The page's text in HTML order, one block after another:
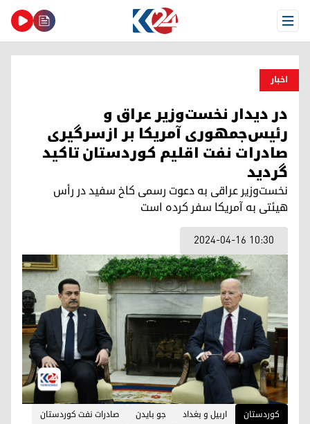
Open Menu
اخبار
در دیدار نخست‌وزیر عراق و
رئیس‌جمهوری آمریکا بر ازسرگیری
صادرات نفت اقلیم کوردستان تاکید
گردید
نخست‌وزیر عراقی به دعوت رسمی کاخ سفید در رأس
هیئتی به آمریکا سفر کرده است
2024-04-16 10:30
کوردستان اربیل و بغداد جو بایدن صادرات نفت کوردستان